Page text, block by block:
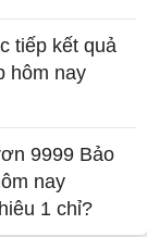
tiếp kết quả
hôm nay
9999 Bảo
nay
1 chỉ?